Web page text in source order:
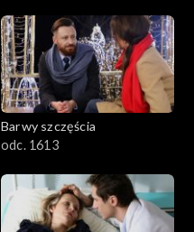
Barwy szczęścia
odc. 1613